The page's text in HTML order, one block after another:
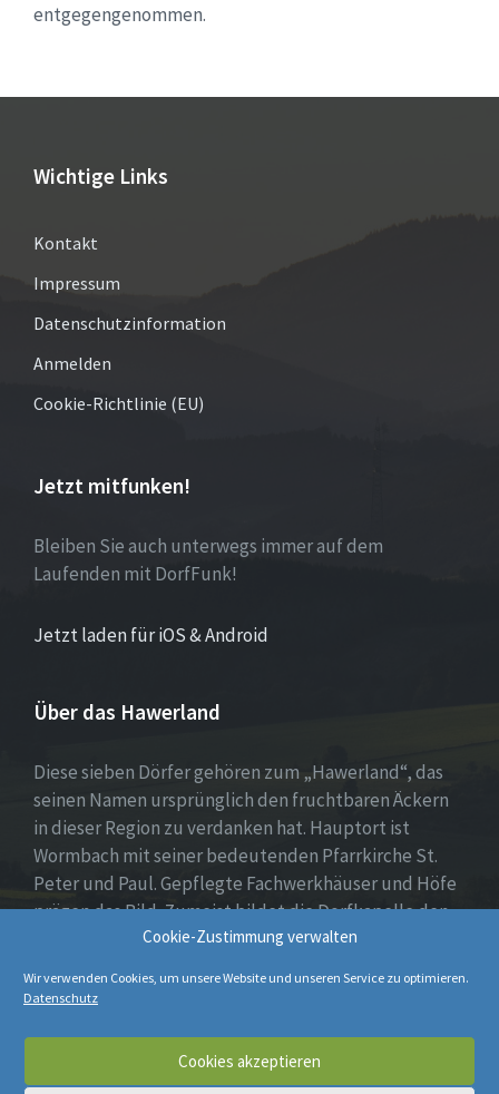
Cookie-Zustimmung verwalten
Wir verwenden Cookies, um unsere Website und unseren Service zu optimieren.
Datenschutz
Cookies akzeptieren
entgegengenommen.
Wichtige Links
Kontakt
Impressum
Datenschutzinformation
Anmelden
Cookie-Richtlinie (EU)
Jetzt mitfunken!
Bleiben Sie auch unterwegs immer auf dem
Laufenden mit DorfFunk!
Jetzt laden für iOS & Android
Über das Hawerland
Diese sieben Dörfer gehören zum „Hawerland“, das
seinen Namen ursprünglich den fruchtbaren Äckern
in dieser Region zu verdanken hat. Hauptort ist
Wormbach mit seiner bedeutenden Pfarrkirche St.
Peter und Paul. Gepflegte Fachwerkhäuser und Höfe
prägen das Bild. Zumeist bildet die Dorfkapelle den
Mittelpunkt, umgeben von Wohnhäusern, Spiel- oder